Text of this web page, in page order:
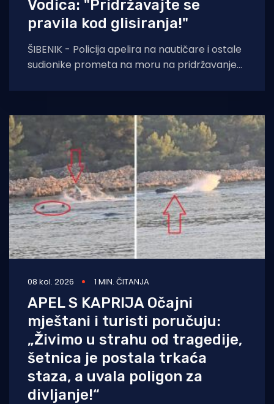
Vodica: "Pridržavajte se
pravila kod glisiranja!"
ŠIBENIK - Policija apelira na nautičare i ostale
sudionike prometa na moru na pridržavanje
08 kol. 2026 1 MIN. ČITANJA
APEL S KAPRIJA Očajni
mještani i turisti poručuju:
„Živimo u strahu od tragedije,
šetnica je postala trkaća
staza, a uvala poligon za
divljanje!“